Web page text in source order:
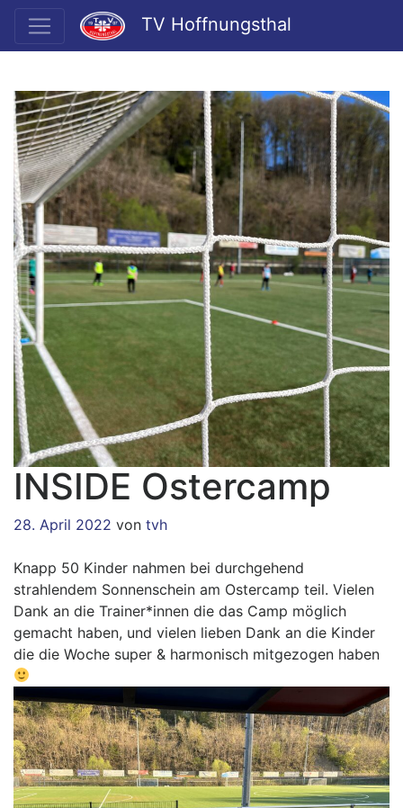
TV Hoffnungsthal
INSIDE Ostercamp
28. April 2022 von tvh
Knapp 50 Kinder nahmen bei durchgehend
strahlendem Sonnenschein am Ostercamp teil. Vielen
Dank an die Trainer*innen die das Camp möglich
gemacht haben, und vielen lieben Dank an die Kinder
die die Woche super & harmonisch mitgezogen haben